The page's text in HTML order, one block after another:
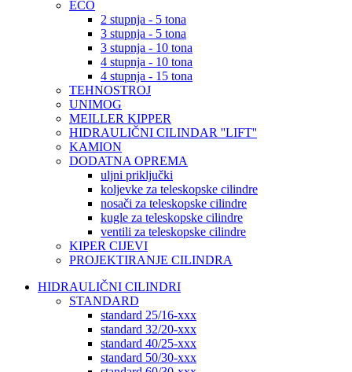
ECO
2 stupnja - 5 tona
3 stupnja - 5 tona
3 stupnja - 10 tona
4 stupnja - 10 tona
4 stupnja - 15 tona
TEHNOSTROJ
UNIMOG
MEILLER KIPPER
HIDRAULIČNI CILINDAR ''LIFT''
KAMION
DODATNA OPREMA
uljni priključki
koljevke za teleskopske cilindre
nosači za teleskopske cilindre
kugle za teleskopske cilindre
ventili za teleskopske cilindre
KIPER CIJEVI
PROJEKTIRANJE CILINDRA
HIDRAULIČNI CILINDRI
STANDARD
standard 25/16-xxx
standard 32/20-xxx
standard 40/25-xxx
standard 50/30-xxx